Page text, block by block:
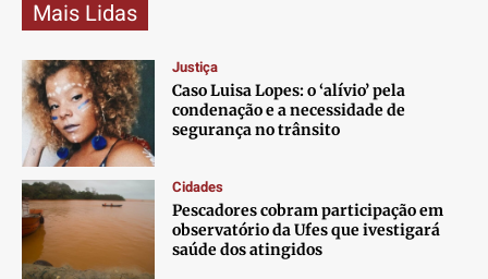
Publicidade Legal
Quem Somos
Expediente
Contato
Anuncie
Publicidade Legal
Quem Somos
Expediente
Contato
Anuncie
Publicidade Legal
Quem Somos
Expediente
Contato
Anuncie
Publicidade Legal
Quem Somos
Expediente
Contato
Anuncie
Mais Lidas
Justiça
Caso Luisa Lopes: o ‘alívio’ pela
condenação e a necessidade de
segurança no trânsito
Cidades
Pescadores cobram participação em
observatório da Ufes que ivestigará
saúde dos atingidos